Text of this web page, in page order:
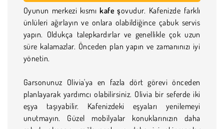
Oyunun merkezi kısmıkafe şovudur. Kafenizde farklı
ünlüleri ağırlayın ve onlara olabildiğince çabuk servis
yapın. Oldukça talepkardırlar ve genellikle çok uzun
süre kalamazlar. Önceden plan yapın ve zamanınızı iyi
yönetin.
Garsonunuz Olivia'ya en fazla dört görevi önceden
planlayarak yardımcı olabilirsiniz. Olivia bir seferde iki
eşya taşıyabilir. Kafenizdeki eşyaları yenilemeyi
unutmayın. Güzel mobilyalar konuklarınızın daha